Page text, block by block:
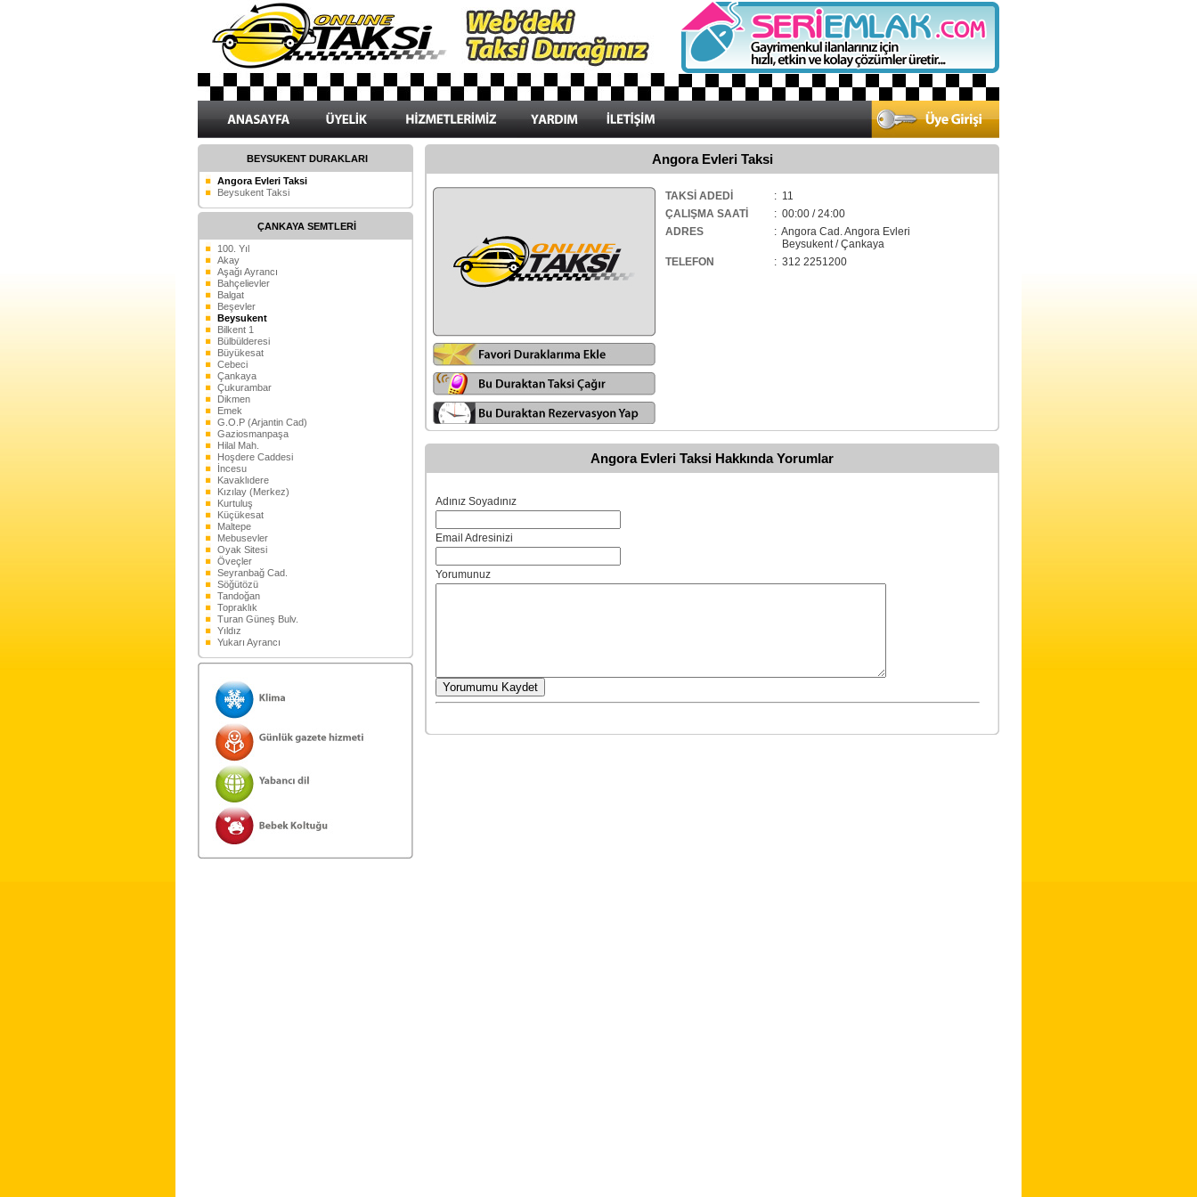
BEYSUKENT DURAKLARI
Angora Evleri Taksi
Beysukent Taksi
ÇANKAYA SEMTLERİ
100. Yıl
Akay
Aşağı Ayrancı
Bahçelievler
Balgat
Beşevler
Beysukent
Bilkent 1
Bülbülderesi
Büyükesat
Cebeci
Çankaya
Çukurambar
Dikmen
Emek
G.O.P (Arjantin Cad)
Gaziosmanpaşa
Hilal Mah.
Hoşdere Caddesi
İncesu
Kavaklıdere
Kızılay (Merkez)
Kurtuluş
Küçükesat
Maltepe
Mebusevler
Oyak Sitesi
Öveçler
Seyranbağ Cad.
Söğütözü
Tandoğan
Topraklık
Turan Güneş Bulv.
Yıldız
Yukarı Ayrancı
Angora Evleri Taksi
TAKSİ ADEDİ
: 11
ÇALIŞMA SAATİ
: 00:00 / 24:00
ADRES
: Angora Cad. Angora Evleri
Beysukent / Çankaya
TELEFON
: 312 2251200
Angora Evleri Taksi Hakkında Yorumlar
Adınız Soyadınız
Email Adresinizi
Yorumunuz